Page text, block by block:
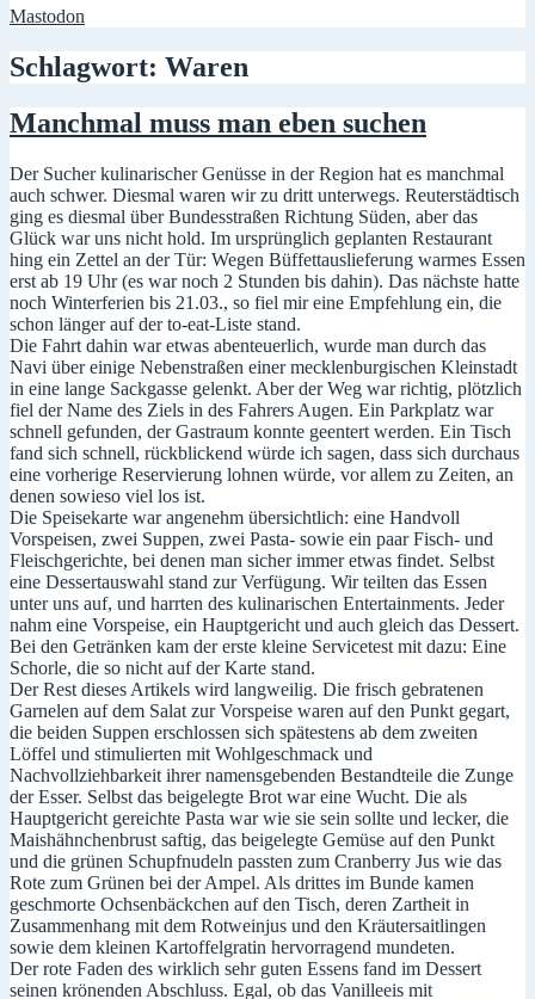
Mastodon
Schlagwort: Waren
Manchmal muss man eben suchen
Der Sucher kulinarischer Genüsse in der Region hat es manchmal
auch schwer. Diesmal waren wir zu dritt unterwegs. Reuterstädtisch
ging es diesmal über Bundesstraßen Richtung Süden, aber das
Glück war uns nicht hold. Im ursprünglich geplanten Restaurant
hing ein Zettel an der Tür: Wegen Büffettauslieferung warmes Essen
erst ab 19 Uhr (es war noch 2 Stunden bis dahin). Das nächste hatte
noch Winterferien bis 21.03., so fiel mir eine Empfehlung ein, die
schon länger auf der to-eat-Liste stand.
Die Fahrt dahin war etwas abenteuerlich, wurde man durch das
Navi über einige Nebenstraßen einer mecklenburgischen Kleinstadt
in eine lange Sackgasse gelenkt. Aber der Weg war richtig, plötzlich
fiel der Name des Ziels in des Fahrers Augen. Ein Parkplatz war
schnell gefunden, der Gastraum konnte geentert werden. Ein Tisch
fand sich schnell, rückblickend würde ich sagen, dass sich durchaus
eine vorherige Reservierung lohnen würde, vor allem zu Zeiten, an
denen sowieso viel los ist.
Die Speisekarte war angenehm übersichtlich: eine Handvoll
Vorspeisen, zwei Suppen, zwei Pasta- sowie ein paar Fisch- und
Fleischgerichte, bei denen man sicher immer etwas findet. Selbst
eine Dessertauswahl stand zur Verfügung. Wir teilten das Essen
unter uns auf, und harrten des kulinarischen Entertainments. Jeder
nahm eine Vorspeise, ein Hauptgericht und auch gleich das Dessert.
Bei den Getränken kam der erste kleine Servicetest mit dazu: Eine
Schorle, die so nicht auf der Karte stand.
Der Rest dieses Artikels wird langweilig. Die frisch gebratenen
Garnelen auf dem Salat zur Vorspeise waren auf den Punkt gegart,
die beiden Suppen erschlossen sich spätestens ab dem zweiten
Löffel und stimulierten mit Wohlgeschmack und
Nachvollziehbarkeit ihrer namensgebenden Bestandteile die Zunge
der Esser. Selbst das beigelegte Brot war eine Wucht. Die als
Hauptgericht gereichte Pasta war wie sie sein sollte und lecker, die
Maishähnchenbrust saftig, das beigelegte Gemüse auf den Punkt
und die grünen Schupfnudeln passten zum Cranberry Jus wie das
Rote zum Grünen bei der Ampel. Als drittes im Bunde kamen
geschmorte Ochsenbäckchen auf den Tisch, deren Zartheit in
Zusammenhang mit dem Rotweinjus und den Kräutersaitlingen
sowie dem kleinen Kartoffelgratin hervorragend mundeten.
Der rote Faden des wirklich sehr guten Essens fand im Dessert
seinen krönenden Abschluss. Egal, ob das Vanilleeis mit